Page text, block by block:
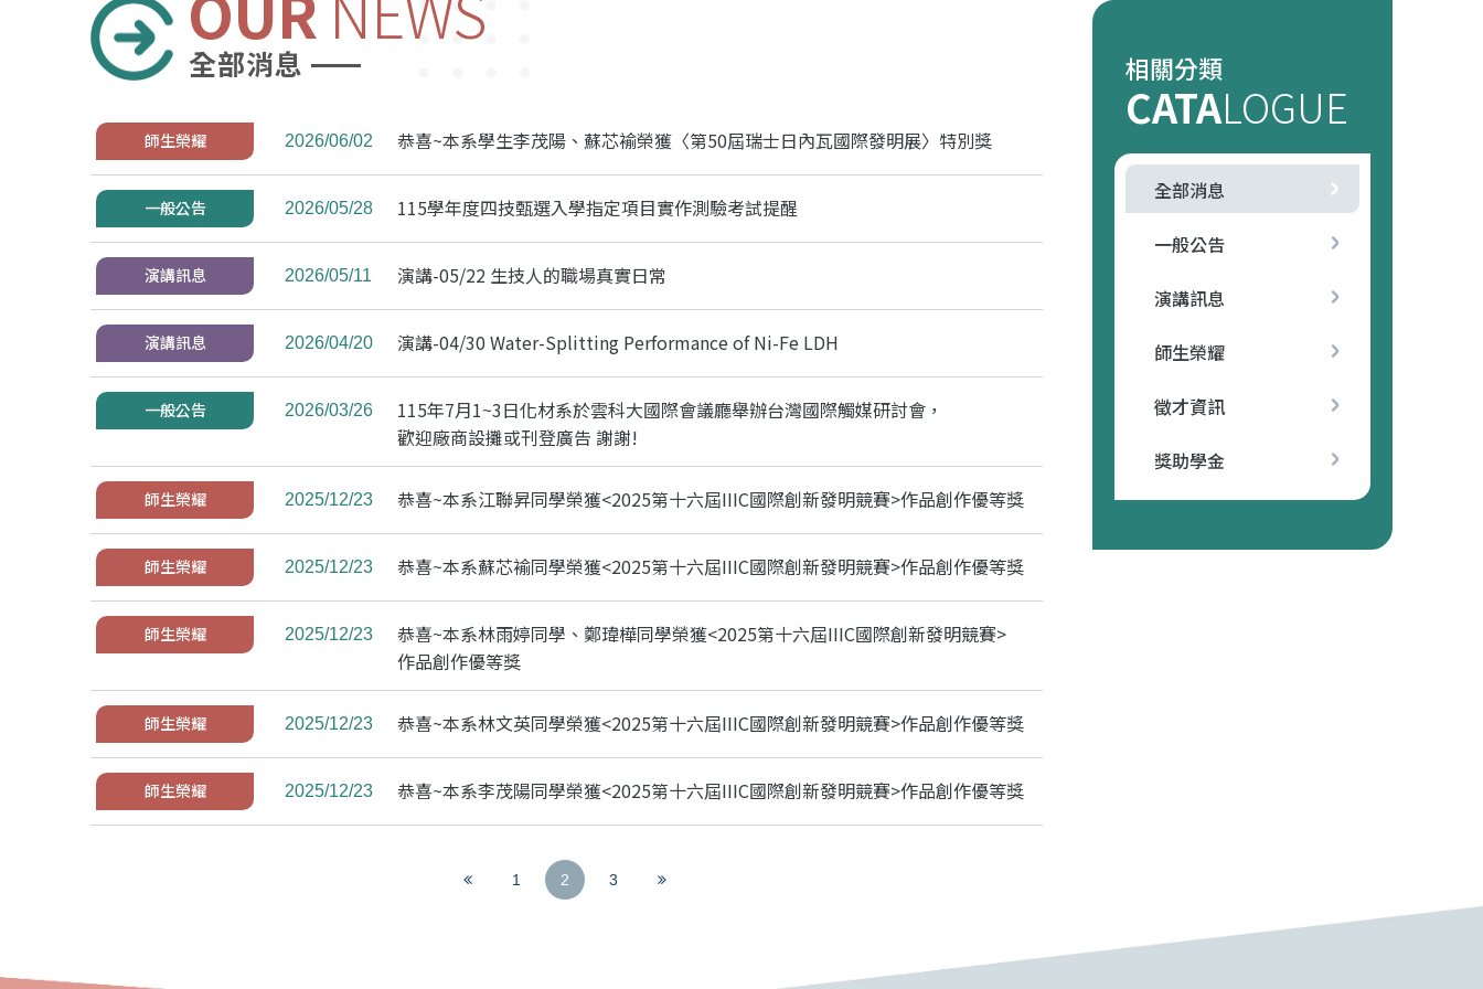
全部消息
師生榮耀 2026/06/02 恭喜~本系學生李茂陽、蘇芯褕榮獲〈第50屆瑞士日內瓦國際發明展〉特別獎
一般公告 2026/05/28 115學年度四技甄選入學指定項目實作測驗考試提醒
演講訊息 2026/05/11 演講-05/22 生技人的職場真實日常
演講訊息 2026/04/20 演講-04/30 Water-Splitting Performance of Ni-Fe LDH
一般公告 2026/03/26
115年7月1~3日化材系於雲科大國際會議廳舉辦台灣國際觸媒研討會，
歡迎廠商設攤或刊登廣告 謝謝!
師生榮耀 2025/12/23 恭喜~本系江聯昇同學榮獲<2025第十六屆IIIC國際創新發明競賽>作品創作優等獎
師生榮耀 2025/12/23 恭喜~本系蘇芯褕同學榮獲<2025第十六屆IIIC國際創新發明競賽>作品創作優等獎
師生榮耀 2025/12/23
恭喜~本系林雨婷同學、鄭瑋樺同學榮獲<2025第十六屆IIIC國際創新發明競賽>
作品創作優等獎
師生榮耀 2025/12/23 恭喜~本系林文英同學榮獲<2025第十六屆IIIC國際創新發明競賽>作品創作優等獎
師生榮耀 2025/12/23 恭喜~本系李茂陽同學榮獲<2025第十六屆IIIC國際創新發明競賽>作品創作優等獎
V 1 2( 3 V
相關分類
CATALOGUE
全部消息
一般公告
演講訊息
師生榮耀
徵才資訊
獎助學金